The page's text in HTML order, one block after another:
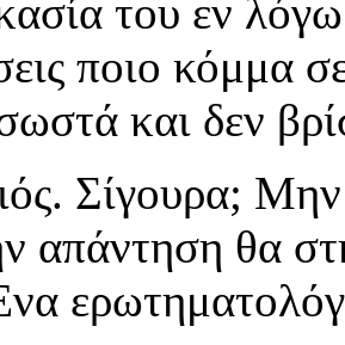
του εν
ποιο κόμμα
και δεν
Σίγουρα;
απάντηση θα